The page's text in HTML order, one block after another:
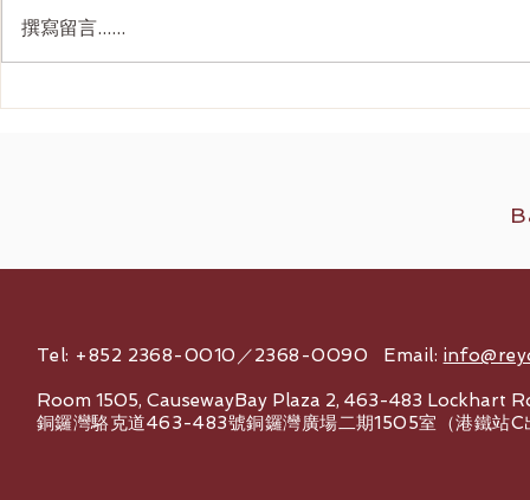
撰寫留言......
Tel: +852 2368-0010／2368-0090 Email:
Room 1505, CausewayBay Plaza 2, 463-483 Lockhart
銅鑼灣駱克道463-483號銅鑼灣廣場二期1505室（港鐵站C